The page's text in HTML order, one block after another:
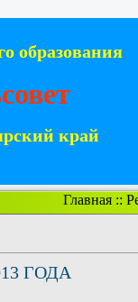
образования
край
Главная::
ГОДА